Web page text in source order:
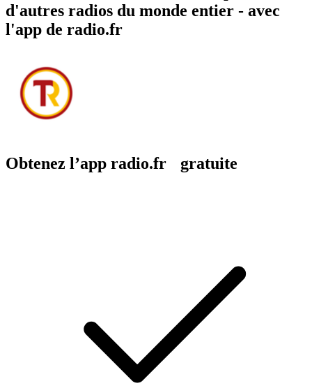
d'autres radios du monde entier - avec
l'app de radio.fr
Obtenez l’app radio.fr gratuite